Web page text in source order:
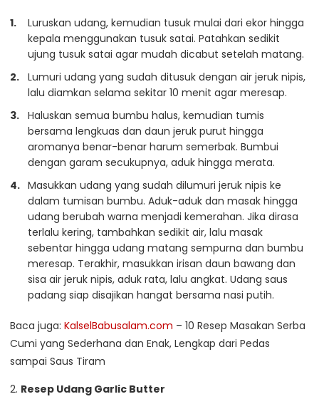
Luruskan udang, kemudian tusuk mulai dari ekor hingga
kepala menggunakan tusuk satai. Patahkan sedikit
ujung tusuk satai agar mudah dicabut setelah matang.
Lumuri udang yang sudah ditusuk dengan air jeruk nipis,
lalu diamkan selama sekitar 10 menit agar meresap.
Haluskan semua bumbu halus, kemudian tumis
bersama lengkuas dan daun jeruk purut hingga
aromanya benar-benar harum semerbak. Bumbui
dengan garam secukupnya, aduk hingga merata.
Masukkan udang yang sudah dilumuri jeruk nipis ke
dalam tumisan bumbu. Aduk-aduk dan masak hingga
udang berubah warna menjadi kemerahan. Jika dirasa
terlalu kering, tambahkan sedikit air, lalu masak
sebentar hingga udang matang sempurna dan bumbu
meresap. Terakhir, masukkan irisan daun bawang dan
sisa air jeruk nipis, aduk rata, lalu angkat. Udang saus
padang siap disajikan hangat bersama nasi putih.
Baca juga: KalselBabusalam.com – 10 Resep Masakan Serba
Cumi yang Sederhana dan Enak, Lengkap dari Pedas
sampai Saus Tiram
2. Resep Udang Garlic Butter